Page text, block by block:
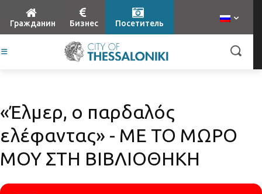
Гражданин Бизнес Посетитель
«Έλμερ, ο παρδαλός
ελέφαντας» - ΜΕ ΤΟ ΜΩΡΟ
ΜΟΥ ΣΤΗ ΒΙΒΛΙΟΘΗΚΗ